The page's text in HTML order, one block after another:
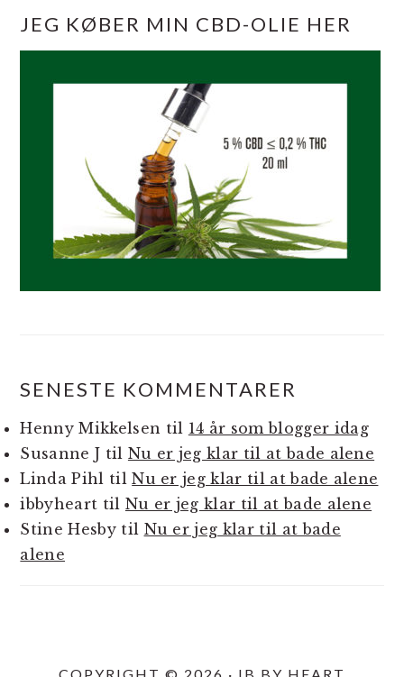
JEG KØBER MIN CBD-OLIE HER
SENESTE KOMMENTARER
Henny Mikkelsen til 14 år som blogger idag
Susanne J til Nu er jeg klar til at bade alene
Linda Pihl tilNu er jeg klar til at bade alene
ibbyheart til Nu er jeg klar til at bade alene
Stine Hesbytil Nu er jeg klar til at bade
alene